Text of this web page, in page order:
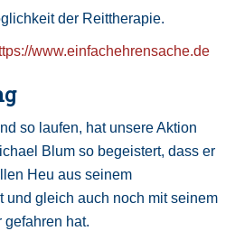
der Reittherapie.
www.einfachehrensache.de
so laufen, hat unsere Aktion
Blum so begeistert, dass er
Heu aus seinem
und gleich auch noch mit seinem
gefahren hat.